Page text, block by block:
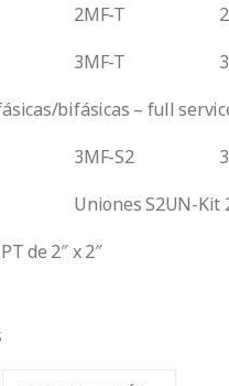
2MF-T 2
3MF-T 3
bifásicas – full
3MF-S2 3
Uniones S2UN-Kit
de 2″ x 2″